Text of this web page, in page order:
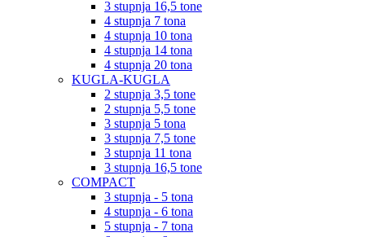
3 stupnja 16,5 tone
4 stupnja 7 tona
4 stupnja 10 tona
4 stupnja 14 tona
4 stupnja 20 tona
KUGLA-KUGLA
2 stupnja 3,5 tone
2 stupnja 5,5 tone
3 stupnja 5 tona
3 stupnja 7,5 tone
3 stupnja 11 tona
3 stupnja 16,5 tone
COMPACT
3 stupnja - 5 tona
4 stupnja - 6 tona
5 stupnja - 7 tona